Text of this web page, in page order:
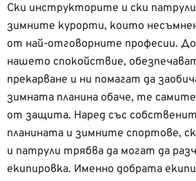
Ски инструкторите и ски
зимните курорти, които
от най-отговорните професии.
нашето спокойствие,
прекарване и ни помагат да
зимната планина обаче, те
от защита. Наред със
планината и зимните спортове,
и патрули трябва да могат да
екипировка. Именно добрата